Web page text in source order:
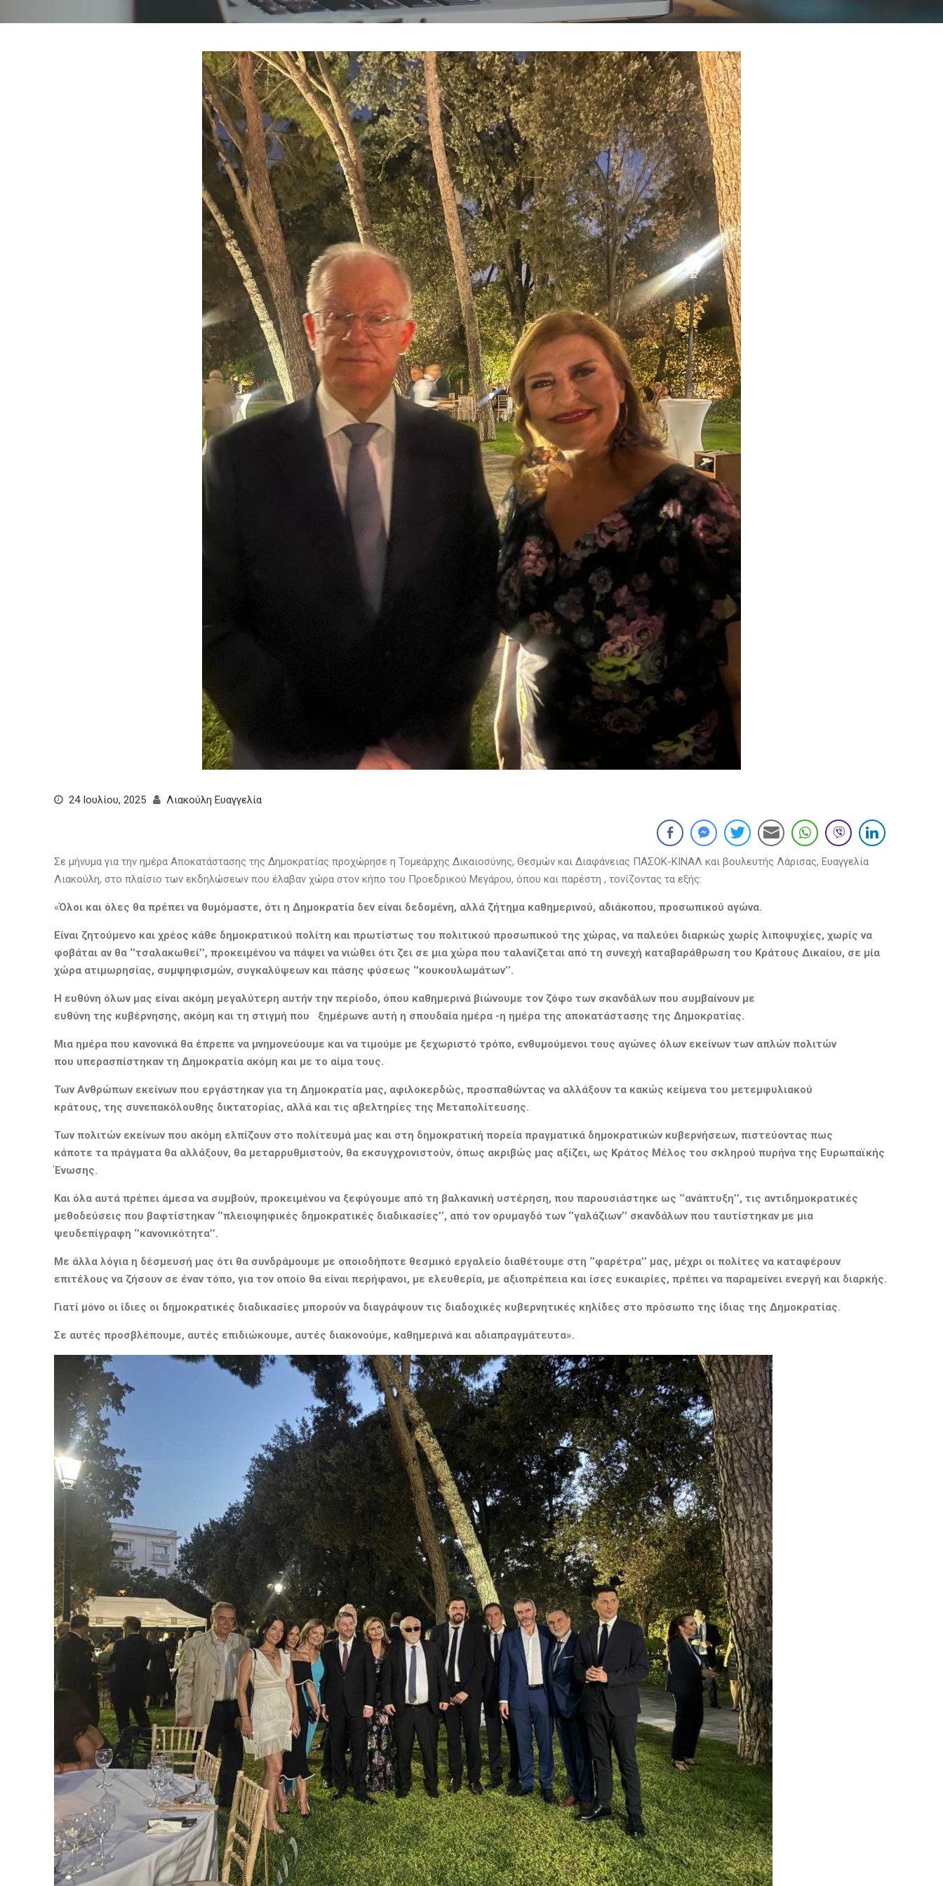
24 Ιουλίου, 2025 Λιακούλη Ευαγγελία
Σε μήνυμα για την ημέρα Αποκατάστασης της Δημοκρατίας προχώρησε η Τομεάρχης Δικαιοσύνης, Θεσμών και Διαφάνειας ΠΑΣΟΚ-ΚΙΝΑΛ και βουλευτής Λάρισας, Ευαγγελία
Λιακούλη, στο πλαίσιο των εκδηλώσεων που έλαβαν χώρα στον κήπο του Προεδρικού Μεγάρου, όπου και παρέστη , τονίζοντας τα εξής:
«Όλοι και όλες θα πρέπει να θυμόμαστε, ότι η Δημοκρατία δεν είναι δεδομένη, αλλά ζήτημα καθημερινού, αδιάκοπου, προσωπικού αγώνα.
Είναι ζητούμενο και χρέος κάθε δημοκρατικού πολίτη και πρωτίστως του πολιτικού προσωπικού της χώρας, να παλεύει διαρκώς χωρίς λιποψυχίες, χωρίς να
φοβάται αν θα ‘’τσαλακωθεί’’, προκειμένου να πάψει να νιώθει ότι ζει σε μια χώρα που ταλανίζεται από τη συνεχή καταβαράθρωση του Κράτους Δικαίου, σε μία
χώρα ατιμωρησίας, συμψηφισμών, συγκαλύψεων και πάσης φύσεως ‘’κουκουλωμάτων’’.
Η ευθύνη όλων μας είναι ακόμη μεγαλύτερη αυτήν την περίοδο, όπου καθημερινά βιώνουμε τον ζόφο των σκανδάλων που συμβαίνουν με
ευθύνη της κυβέρνησης, ακόμη και τη στιγμή που ξημέρωνε αυτή η σπουδαία ημέρα -η ημέρα της αποκατάστασης της Δημοκρατίας.
Μια ημέρα που κανονικά θα έπρεπε να μνημονεύουμε και να τιμούμε με ξεχωριστό τρόπο, ενθυμούμενοι τους αγώνες όλων εκείνων των απλών πολιτών
που υπερασπίστηκαν τη Δημοκρατία ακόμη και με το αίμα τους.
Των Ανθρώπων εκείνων που εργάστηκαν για τη Δημοκρατία μας, αφιλοκερδώς, προσπαθώντας να αλλάξουν τα κακώς κείμενα του μετεμφυλιακού
κράτους, της συνεπακόλουθης δικτατορίας, αλλά και τις αβελτηρίες της Μεταπολίτευσης.
Των πολιτών εκείνων που ακόμη ελπίζουν στο πολίτευμά μας και στη δημοκρατική πορεία πραγματικά δημοκρατικών κυβερνήσεων, πιστεύοντας πως
κάποτε τα πράγματα θα αλλάξουν, θα μεταρρυθμιστούν, θα εκσυγχρονιστούν, όπως ακριβώς μας αξίζει, ως Κράτος Μέλος του σκληρού πυρήνα της Ευρωπαϊκής
Ένωσης.
Και όλα αυτά πρέπει άμεσανα συμβούν, προκειμένου να ξεφύγουμε από τη βαλκανική υστέρηση, που παρουσιάστηκε ως ‘’ανάπτυξη’’, τις αντιδημοκρατικές
μεθοδεύσεις που βαφτίστηκαν ‘’πλειοψηφικές δημοκρατικές διαδικασίες’’, από τον ορυμαγδό των ‘’γαλάζιων’’ σκανδάλων που ταυτίστηκαν με μια
ψευδεπίγραφη ‘’κανονικότητα’’.
Με άλλα λόγια η δέσμευσή μας ότι θα συνδράμουμε με οποιοδήποτε θεσμικό εργαλείο διαθέτουμε στη ‘’φαρέτρα’’ μας, μέχρι οι πολίτες να καταφέρουν
επιτέλους να ζήσουν σε έναν τόπο, για τον οποίο θα είναι περήφανοι, με ελευθερία, με αξιοπρέπεια και ίσες ευκαιρίες, πρέπει να παραμείνει ενεργή και διαρκής.
Γιατί μόνο οι ίδιες οι δημοκρατικές διαδικασίες μπορούν να διαγράψουν τις διαδοχικές κυβερνητικές κηλίδες στο πρόσωπο της ίδιας της Δημοκρατίας.
Σε αυτές προσβλέπουμε, αυτές επιδιώκουμε, αυτές διακονούμε, καθημερινά και αδιαπραγμάτευτα».